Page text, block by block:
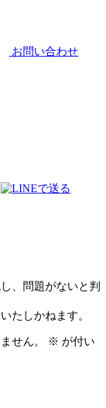
お問い合わせ
、問題がないと判
たしかねます。
せん。 ※ が付い